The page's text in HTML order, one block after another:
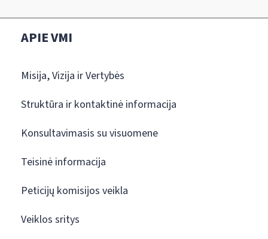
APIE VMI
Misija, Vizija ir Vertybės
Struktūra ir kontaktinė informacija
Konsultavimasis su visuomene
Teisinė informacija
Peticijų komisijos veikla
Veiklos sritys